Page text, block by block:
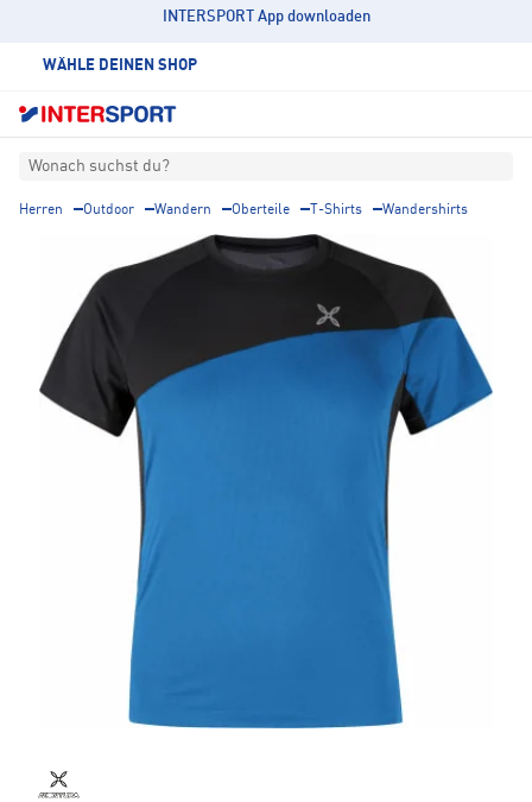
INTERSPORT App downloaden
WÄHLE DEINEN SHOP
Wonach suchst du?
Herren Outdoor Wandern Oberteile T-Shirts Wandershirts